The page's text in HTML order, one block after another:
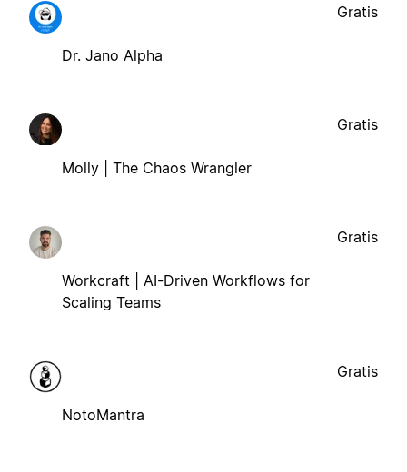
Dr. Jano Alpha
Gratis
Molly | The Chaos Wrangler
Gratis
Workcraft | AI-Driven Workflows for
Scaling Teams
Gratis
NotoMantra
Gratis